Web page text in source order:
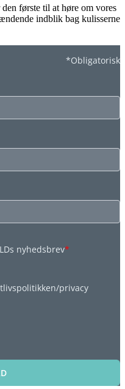
første til at høre om vores
indblik bag kulisserne
*Obligatorisk
nyhedsbrev*
privacy